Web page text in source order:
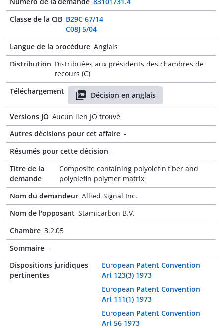
Classe de la CIB B29C 67/14
C08J 5/04
Langue de la procédure Anglais
Distribution Distribuées aux présidents des chambres de
recours (C)
Téléchargement
Décision en anglais
Versions JO Aucun lien JO trouvé
Autres décisions pour cet affaire -
Résumés pour cette décision -
Titre de la
demande
Composite containing polyolefin fiber and
polyolefin polymer matrix
Nom du demandeur Allied-Signal Inc.
Nom de l'opposant Stamicarbon B.V.
Chambre 3.2.05
Sommaire -
Dispositions juridiques
pertinentes
European Patent Convention
Art 123(3) 1973
European Patent Convention
Art 111(1) 1973
European Patent Convention
Art 56 1973